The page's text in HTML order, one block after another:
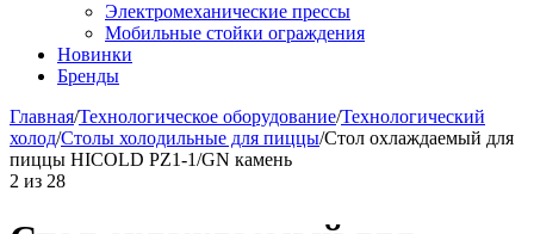
Электромеханические прессы
Мобильные стойки ограждения
Новинки
Бренды
Главная/Технологическое оборудование/Технологический
холод/Столы холодильные для пиццы/Стол охлаждаемый для
пиццы HICOLD PZ1-1/GN камень
2 из 28